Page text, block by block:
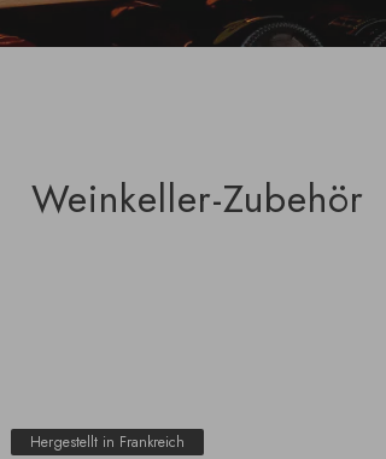
Weinkeller-Zubehör
Hergestellt in Frankreich